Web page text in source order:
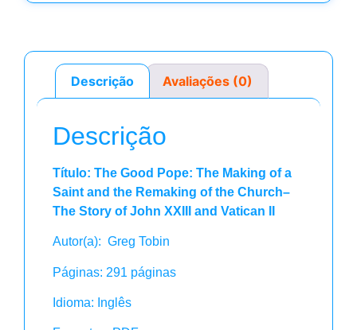
Descrição Avaliações (0)
Descrição
Título: The Good Pope: The Making of a
Saint and the Remaking of the Church–
The Story of John XXIII and Vatican II
Autor(a): Greg Tobin
Páginas: 291 páginas
Idioma: Inglês